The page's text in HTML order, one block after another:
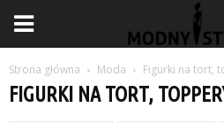
Strona główna Moda Figurki na tort,
FIGURKI NA TORT,